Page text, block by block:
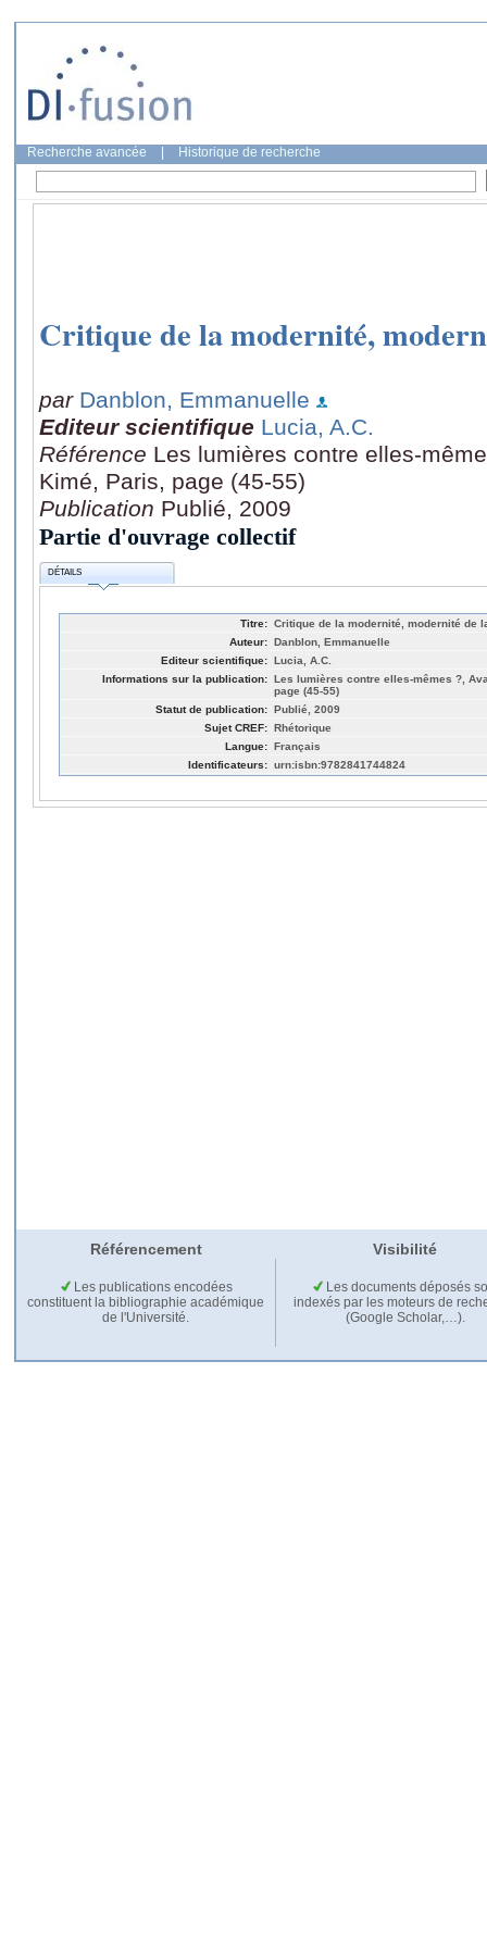
Recherche avancée Historique de recherche
Critique de la modernité,
par Danblon, Emmanuelle
Editeur scientifique Lucia, A.C.
Référence Les lumières contre elles-
Kimé, Paris, page (45-55)
Publication Publié, 2009
Partie d'ouvrage collectif
DÉTAILS
Titre: Critique de la modernité, modernité de
Auteur: Danblon, Emmanuelle
Editeur scientifique: Lucia, A.C.
Informations sur la publication: Les lumières contre elles-mêmes ?,
page (45-55)
Statut de publication: Publié, 2009
Sujet CREF: Rhétorique
Langue: Français
Identificateurs: urn:isbn:9782841744824
Référencement Visibilité
Les publications encodées
constituent la bibliographie académique
de l'Université.
Les documents déposés
indexés par les moteurs de
(Google Scholar,…).